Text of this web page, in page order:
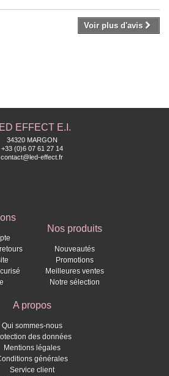
Voir plus d'avis
EFFECT E.I.
34320 MARGON
+33 (0)6 07 61 27 14
contact@led-effect.fr
Nos produits
Nouveautés
Promotions
Meilleures ventes
Notre sélection
A propos
Qui sommes-nous
des données
Mentions légales
générales
Service client